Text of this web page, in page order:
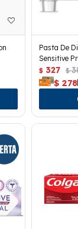
Pasta De
Sensitive
110grs
$ 327 $
$ 278